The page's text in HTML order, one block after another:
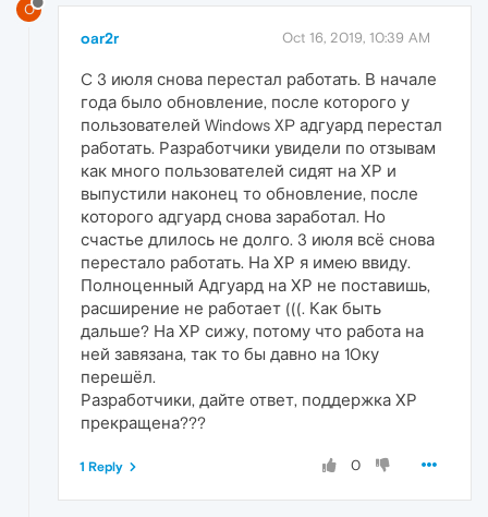
O
oar2r Oct 16, 2019, 10:39 AM
C 3 июля снова перестал работать. В начале
года было обновление, после которого у
пользователей Windows XP адгуард перестал
работать. Разработчики увидели по отзывам
как много пользователей сидят на ХР и
выпустили наконец то обновление, после
которого адгуард снова заработал. Но
счастье длилось не долго. 3 июля всё снова
перестало работать. На ХР я имею ввиду.
Полноценный Адгуард на ХР не поставишь,
расширение не работает (((. Как быть
дальше? На ХР сижу, потому что работа на
ней завязана, так то бы давно на 10ку
перешёл.
Разработчики, дайте ответ, поддержка ХР
прекращена???
0
1 Reply